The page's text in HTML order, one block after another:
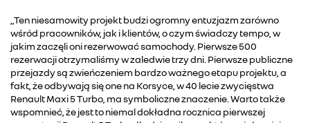
„Ten niesamowity projekt budzi ogromny entuzjazm zarówno
wśród pracowników, jak i klientów, o czym świadczy tempo, w
jakim zaczęli oni rezerwować samochody. Pierwsze 500
rezerwacji otrzymaliśmy w zaledwie trzy dni. Pierwsze publiczne
przejazdy są zwieńczeniem bardzo ważnego etapu projektu, a
fakt, że odbywają się one na Korsyce, w 40 lecie zwycięstwa
Renault Maxi 5 Turbo, ma symboliczne znaczenie. Warto także
wspomnieć, że jest to niemal dokładna rocznica pierwszej